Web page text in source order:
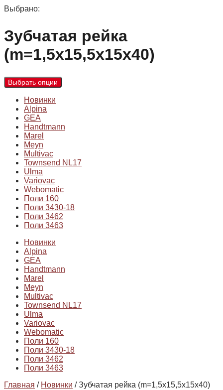
Выбрано:
Зубчатая рейка
(m=1,5х15,5х15х40)
Выбрать опции
Новинки
Alpina
GEA
Handtmann
Marel
Meyn
Multivac
Townsend NL17
Ulma
Variovac
Webomatic
Поли 160
Поли 3430-18
Поли 3462
Поли 3463
Новинки
Alpina
GEA
Handtmann
Marel
Meyn
Multivac
Townsend NL17
Ulma
Variovac
Webomatic
Поли 160
Поли 3430-18
Поли 3462
Поли 3463
Главная / Новинки / Зубчатая рейка (m=1,5х15,5х15х40)